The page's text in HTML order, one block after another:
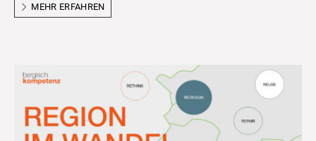
MEHR ERFAHREN